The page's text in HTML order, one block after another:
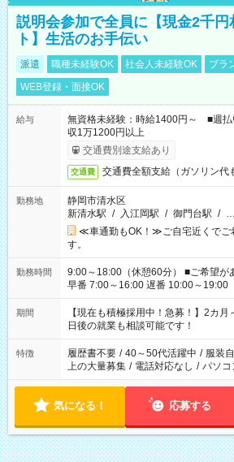
説明会参加で全員に【現金2千円
ト】生活のお手伝い
派遣 職種未経験OK 社会人未経験OK
ブラ
WEB登録・面接OK
給与
無資格未経験：時給1400円～ ■週
収1万1200円以上
交通費別途支給あり
交通費 交通費全額支給（ガソリン代
勤務地
静岡市清水区
新清水駅 / 入江岡駅 / 御門台駅 / …
≪車通勤もOK！≫ご自宅近くでご
す。
勤務時間
9:00～18:00（休憩60分） ■ご希望があれば下記シフトもOK！
早番 7:00～16:00 遅番 10:00～19:00 「家族と休みを合わせた
い」 「余裕を持って夕飯の準備がし
たくない」 など、ご希望を教えてくださいね。
の方へ 今ご覧のお仕事で希望する勤
の勤務時間。 合計で週40時間を超え
期間
【現在も積極採用中！急募！】2カ
日後の就業も相談可能です！
特徴 履歴書不要 / 40～50代活躍中 / 服装
上の大量募集 / 電話対応なし / パソコ
気になる！ 応募する